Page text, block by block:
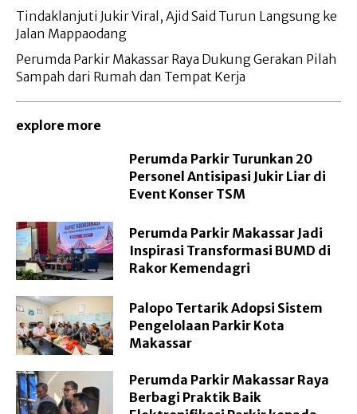
Tindaklanjuti Jukir Viral, Ajid Said Turun Langsung ke
Jalan Mappaodang
Perumda Parkir Makassar Raya Dukung Gerakan Pilah
Sampah dari Rumah dan Tempat Kerja
explore more
Perumda Parkir Turunkan 20
Personel Antisipasi Jukir Liar di
Event Konser TSM
Perumda Parkir Makassar Jadi
Inspirasi Transformasi BUMD di
Rakor Kemendagri
Palopo Tertarik Adopsi Sistem
Pengelolaan Parkir Kota
Makassar
Perumda Parkir Makassar Raya
Berbagi Praktik Baik